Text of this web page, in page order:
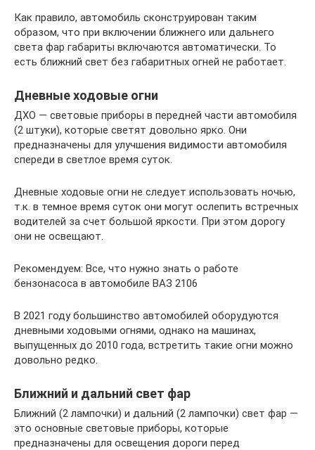
Как правило, автомобиль сконструирован таким
образом, что при включении ближнего или дальнего
света фар габариты включаются автоматически. То
есть ближний свет без габаритных огней не работает.
Дневные ходовые огни
ДХО — световые приборы в передней части автомобиля
(2 штуки), которые светят довольно ярко. Они
предназначены для улучшения видимости автомобиля
спереди в светлое время суток.
Дневные ходовые огни не следует использовать ночью,
т.к. в темное время суток они могут ослепить встречных
водителей за счет большой яркости. При этом дорогу
они не освещают.
Рекомендуем: Все, что нужно знать о работе
бензонасоса в автомобиле ВАЗ 2106
В 2021 году большинство автомобилей оборудуются
дневными ходовыми огнями, однако на машинах,
выпущенных до 2010 года, встретить такие огни можно
довольно редко.
Ближний и дальний свет фар
Ближний (2 лампочки) и дальний (2 лампочки) свет фар —
это основные световые приборы, которые
предназначены для освещения дороги перед